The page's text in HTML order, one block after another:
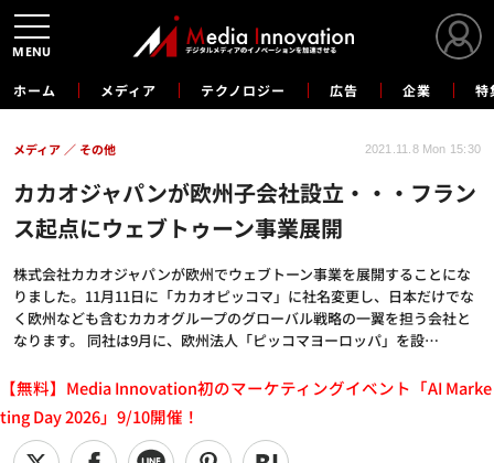
ホーム メディア テクノロジー 広告 企業 特
カカオジャパンが欧州子会社設立・・・フラン
ス起点にウェブトゥーン事業展開
株式会社カカオジャパンが欧州でウェブトーン事業を展開することにな
りました。11月11日に「カカオピッコマ」に社名変更し、日本だけでな
く欧州なども含むカカオグループのグローバル戦略の一翼を担う会社と
なります。 同社は9月に、欧州法人「ピッコマヨーロッパ」を設…
メディア その他 2021.11.8 Mon 15:30
【無料】Media Innovation初のマーケティングイベント「AI Marke
ting Day 2026」9/10開催！
MENU